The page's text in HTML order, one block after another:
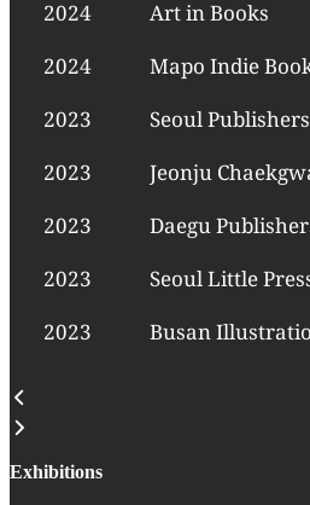
2024
Art in Books
2024
Mapo Indie
2023
Seoul
2023
Jeonju
2023
Daegu
2023
Seoul Little
2023
Busan
Exhibitions